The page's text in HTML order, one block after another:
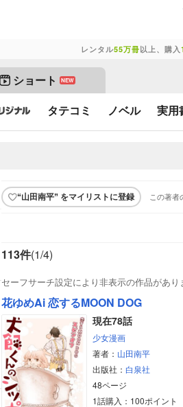
レンタル55万冊以上、購入
ショート NEW
タテコミ ノベル 実用
“山田南平” をマイリストに登録 この著者
113件(1/4)
セーフサーチ設定により非表示の作品があり
花ゆめAi 恋するMOON DOG
現在78話
少女漫画
著者： 山田南平
出版社： 白泉社
48ページ
1話購入：100ポイント